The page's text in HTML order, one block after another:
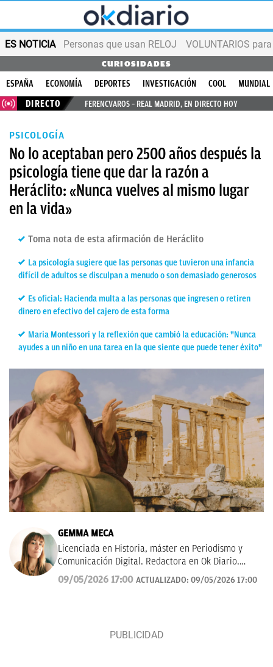
ES NOTICIA Personas que usan RELOJ VOLUNTARIOS
CURIOSIDADES
ESPAÑA ECONOMÍA DEPORTES INVESTIGACIÓN COOL
MUNDIAL
DIRECTO
FERENCVAROS – REAL MADRID, EN DIRECTO HOY
PSICOLOGÍA
No lo aceptaban pero 2500 años después la
psicología tiene que dar la razón a
Heráclito: «Nunca vuelves al mismo lugar
en la vida»
Toma nota de esta afirmación de Heráclito
La psicología sugiere que las personas que tuvieron una infancia
difícil de adultos se disculpan a menudo o son demasiado generosos
Es oficial: Hacienda multa a las personas que ingresen o retiren
dinero en efectivo del cajero de esta forma
Maria Montessori y la reflexión que cambió la educación: "Nunca
ayudes a un niño en una tarea en la que siente que puede tener éxito"
GEMMA MECA
Licenciada en Historia, máster en Periodismo y
Comunicación Digital. Redactora en Ok Diario.
Cuento historias, soy amante de los astros, sigo a la
luna, los TT de Twitter y las tendencias en moda.
09/05/2026 17:00 ACTUALIZADO: 09/05/2026 17:00